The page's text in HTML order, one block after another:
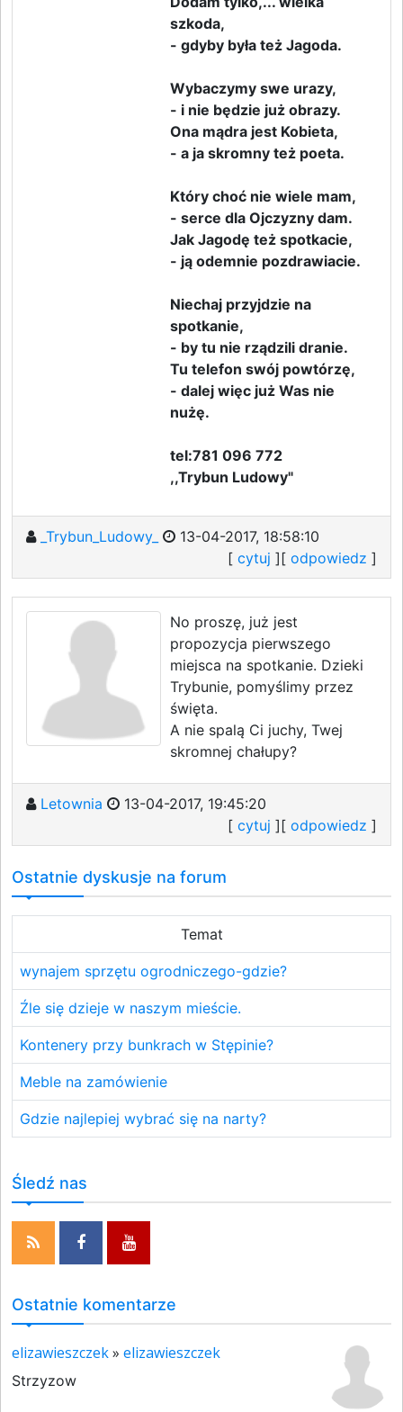
szkoda,
- gdyby była też Jagoda.
Wybaczymy swe urazy,
- i nie będzie już obrazy.
Ona mądra jest Kobieta,
- a ja skromny też poeta.
Który choć nie wiele mam,
- serce dla Ojczyzny dam.
Jak Jagodę też spotkacie,
- ją odemnie pozdrawiacie.
Niechaj przyjdzie na
spotkanie,
- by tu nie rządzili dranie.
Tu telefon swój powtórzę,
- dalej więc już Was nie
nużę.
tel:781 096 772
,,Trybun Ludowy"
_Trybun_Ludowy_
13-04-2017, 18:58:10
[ cytuj ][ odpowiedz ]
No proszę, już jest
propozycja pierwszego
miejsca na spotkanie. Dzieki
Trybunie, pomyślimy przez
święta.
A nie spalą Ci juchy, Twej
skromnej chałupy?
Letownia
13-04-2017, 19:45:20
[ cytuj ][ odpowiedz ]
Ostatnie dyskusje na forum
Temat
wynajem sprzętu ogrodniczego-gdzie?
Źle się dzieje w naszym mieście.
Kontenery przy bunkrach w Stępinie?
Meble na zamówienie
Gdzie najlepiej wybrać się na narty?
Śledź nas
Ostatnie komentarze
elizawieszczek» elizawieszczek
Strzyzow